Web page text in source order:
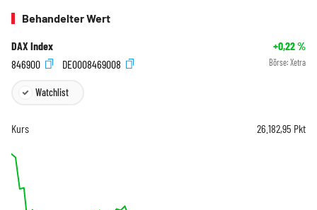
Behandelter Wert
DAX Index +0,22%
846900
DE0008469008 Börse: Xetra
Watchlist
Kurs 26.182,95 Pkt